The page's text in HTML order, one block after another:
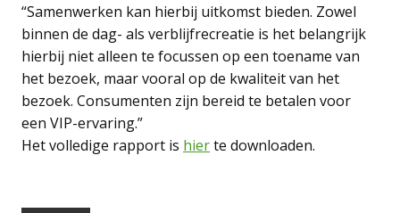
“Samenwerken kan hierbij uitkomst bieden. Zowel
binnen de dag- als verblijfrecreatie is het belangrijk
hierbij niet alleen te focussen op een toename van
het bezoek, maar vooral op de kwaliteit van het
bezoek. Consumenten zijn bereid te betalen voor
een VIP-ervaring.”
Het volledige rapport is hierte downloaden.